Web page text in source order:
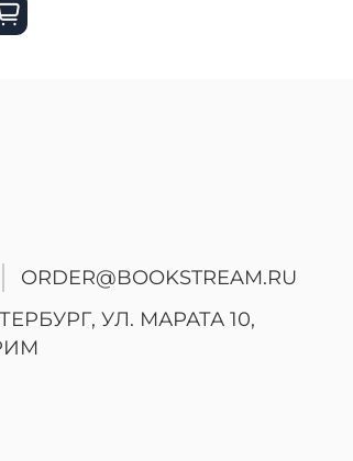
ORDER@BOOKSTREAM.RU
УЛ. МАРАТА 10,